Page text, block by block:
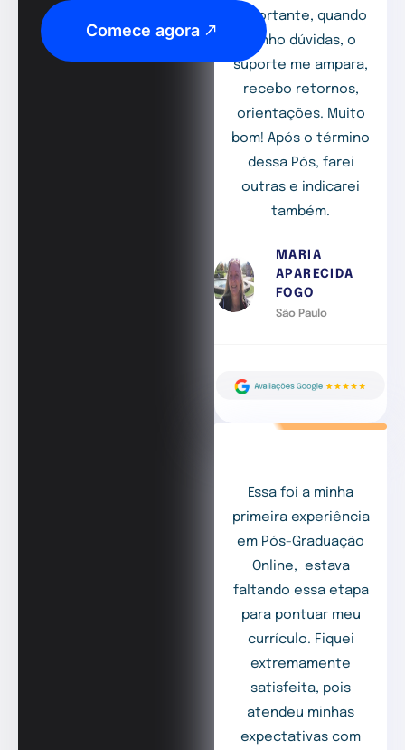
Comece agora
importante, quando
tenho dúvidas, o
suporte me ampara,
recebo retornos,
orientações. Muito
bom! Após o término
dessa Pós, farei
outras e indicarei
também.
MARIA
APARECIDA
FOGO
São Paulo
Essa foi a minha
primeira experiência
em Pós-Graduação
Online, estava
faltando essa etapa
para pontuar meu
currículo. Fiquei
extremamente
satisfeita, pois
atendeu minhas
expectativas com